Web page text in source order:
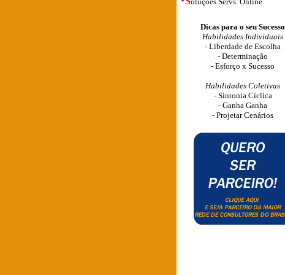
Dicas para o seu Sucesso
Habilidades Individuais
- Liberdade de Escolha
- Determinação
- Esforço x Sucesso
Habilidades Coletivas
- Sintonia Cíclica
- Ganha Ganha
- Projetar Cenários